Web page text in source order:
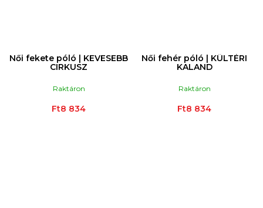
Női fekete póló | KEVESEBB
CIRKUSZ
Raktáron
Ft8 834
Női fehér póló | KÜLTÉRI
KALAND
Raktáron
Ft8 834